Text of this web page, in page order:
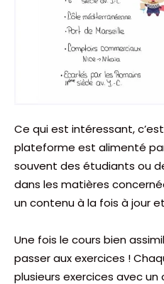
Ce qui est intéressant,
plateforme est alimenté
souvent des étudiants ou
dans les matières
un contenu à la fois à jour
Une fois le cours bien
passer aux exercices !
plusieurs exercices avec